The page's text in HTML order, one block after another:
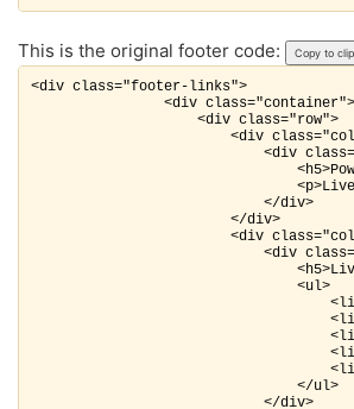
This is the original footer code: Copy to
<div class="footer-links">
<div class="container">
<div class="row">
<div class="col-md-3
<div
<h5>Powered
<p>LiveAgent is an integrated <a
</div>
</div>
<div class="col-md-3
<div
<ul>
<li><a href="https://
<li><a href="https://
<li><a href="https://
<li><a href="https://
<li><a href="https://
</ul>
</div>